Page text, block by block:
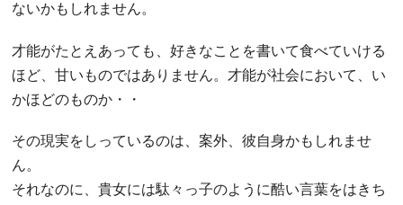
ないかもしれません。
才能がたとえあっても、好きなことを書いて食べていける
ほど、甘いものではありません。才能が社会において、い
かほどのものか・・
その現実をしっているのは、案外、彼自身かもしれませ
ん。
それなのに、貴女には駄々っ子のように酷い言葉をはきち